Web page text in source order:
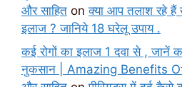
और साहित onक्या आप तलाश रहे हैं
इलाज ? जानिये 18 घरेलू उपाय .
कई रोगों का इलाज 1 दवा से , जानें
नुकसान | Amazing Benefits